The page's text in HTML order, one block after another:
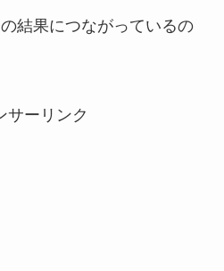
結果につながっているの
サーリンク